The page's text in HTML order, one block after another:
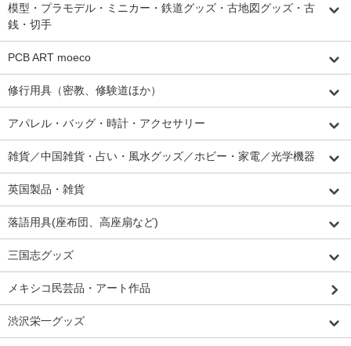
模型・プラモデル・ミニカー・鉄道グッズ・古地図グッズ・古
銭・切手
PCB ART moeco
修行用具（密教、修験道ほか）
アパレル・バッグ・時計・アクセサリー
雑貨／中国雑貨・占い・風水グッズ／ホビー・家電／光学機器
英国製品・雑貨
落語用具(座布団、高座扇など)
三国志グッズ
メキシコ民芸品・アート作品
渋沢栄一グッズ